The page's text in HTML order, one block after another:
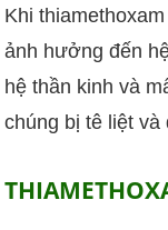
Khi
ảnh hưởng đến
hệ thần kinh và
chúng bị tê liệt